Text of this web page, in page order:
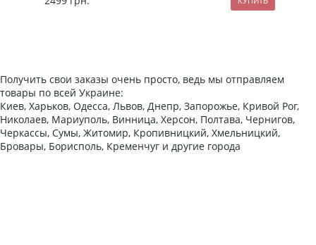
Получить свои заказы очень просто, ведь мы отправляем
товары по всей Украине:
Киев, Харьков, Одесса, Львов, Днепр, Запорожье, Кривой Рог,
Николаев, Мариуполь, Винница, Херсон, Полтава, Чернигов,
Черкассы, Сумы, Житомир, Кропивницкий, Хмельницкий,
Бровары, Борисполь, Кременчуг и другие города